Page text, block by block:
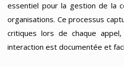
essentiel pour la gestion de la
organisations. Ce processus
critiques lors de chaque
interaction est documentée et